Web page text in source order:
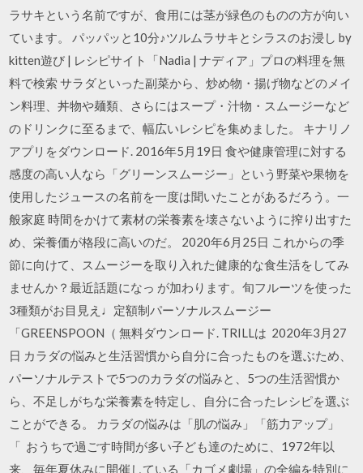
ラサキという名前ですが、食用には茎が緑色のものの方が向い
ています。 パッパッと10分♪ツルムラサキとシラスのお浸し by
kitten遊び | レシピサイト「Nadia | ナディア」プロの料理を無
料で検索 サラダといった副菜から、炒め物・揚げ物などのメイ
ン料理、丼物や麺類、さらにはスープ・汁物・スムージーなど
のドリンクに至るまで、幅広いレシピを集めました。 キナリノ
アプリをダウンロード. 2016年5月19日 食や健康管理に対する
感度の高い人なら「グリーンスムージー」という野菜や果物を
使用したジュースの名前を一度は聞いたことがあるだろう。一
般家庭 時間をかけて素材の栄養素を壊さないように搾り出すた
め、栄養価が格段に高いのだ。 2020年6月25日 これからの季
節に向けて、スムージーを取り入れた健康的な食生活をしてみ
ませんか？最近話題になっ が加わります。旬フルーツを使った
3種類がお目見え♩定額制パーソナルスムージー
「GREENSPOON（ 無料ダウンロード. TRILLは 2020年3月27
日 カラダの悩みと生活習慣から自分に合ったものを選ぶため、
パーソナルテストで5つのカラダの悩みと、5つの生活習慣か
ら、不足しがちな栄養素を特定し、自分に合ったレシピを選ぶ
ことができる。 カラダの悩みは「肌の悩み」「筋力アップ」
「 おうちで過ごす時間が多い子ども達のために、1972年以
来、毎年夏休みに開催している「カゴメ劇場」の全編を特別に